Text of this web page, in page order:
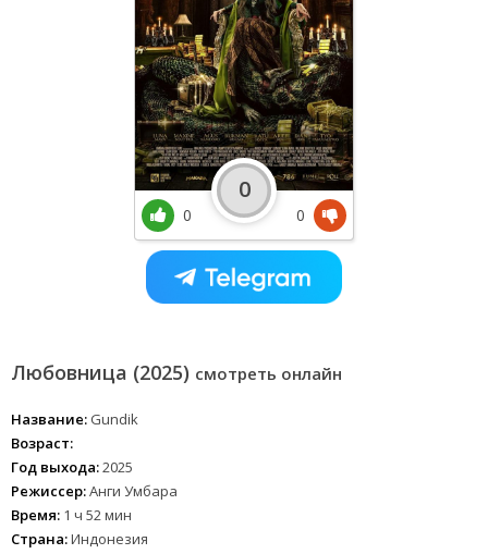
Любовница (2025) смотреть онлайн
Название: Gundik
Возраст:
Год выхода:2025
Режиссер:Анги Умбара
Время: 1 ч 52 мин
Страна:Индонезия
0
0
0